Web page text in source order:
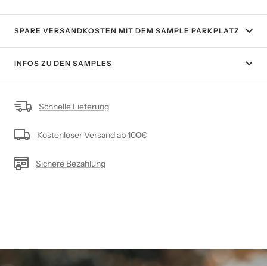
SPARE VERSANDKOSTEN MIT DEM SAMPLE PARKPLATZ
INFOS ZU DEN SAMPLES
Schnelle Lieferung
Kostenloser Versand ab 100€
Sichere Bezahlung